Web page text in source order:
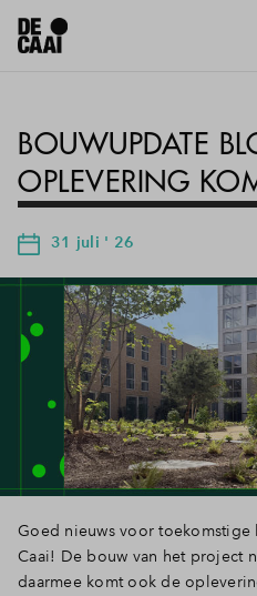
BOUWUPDATE
OPLEVERING
31 juli ' 26
Goed nieuws voor
Caai! De bouw van het project
daarmee komt ook de